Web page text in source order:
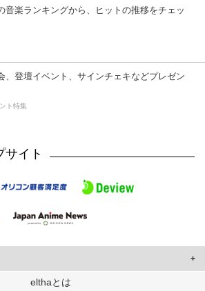
音楽ランキングから、ヒットの推移をチェッ
、登壇イベント、サインチェキなどプレゼン
ト特集
サイト
用して、ユーザーに合わせたコンテンツや広告の
elthaとは